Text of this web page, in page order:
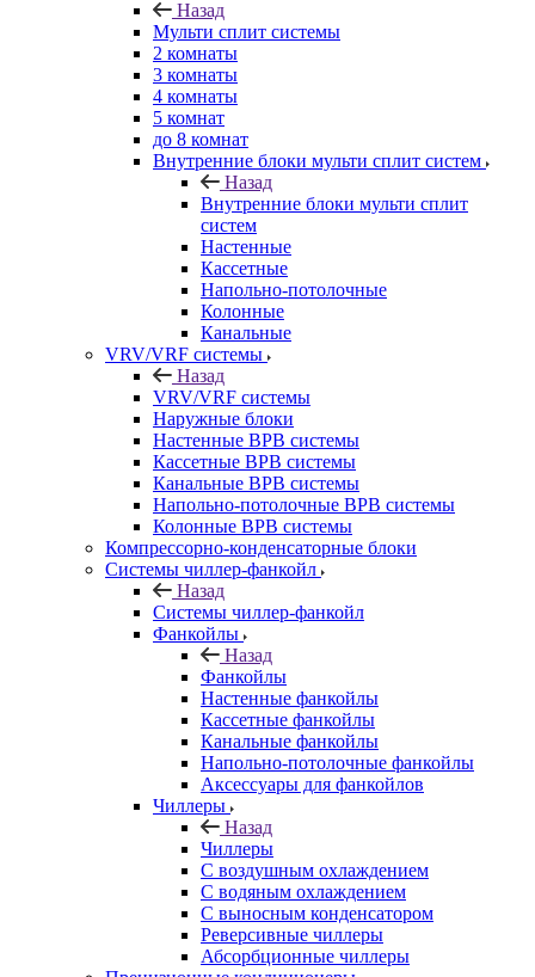
Назад
Мульти сплит системы
2 комнаты
3 комнаты
4 комнаты
5 комнат
до 8 комнат
Внутренние блоки мульти сплит систем
Назад
Внутренние блоки мульти сплит
систем
Настенные
Кассетные
Напольно-потолочные
Колонные
Канальные
VRV/VRF системы
Назад
VRV/VRF системы
Наружные блоки
Настенные ВРВ системы
Кассетные ВРВ системы
Канальные ВРВ системы
Напольно-потолочные ВРВ системы
Колонные ВРВ системы
Компрессорно-конденсаторные блоки
Системы чиллер-фанкойл
Назад
Системы чиллер-фанкойл
Фанкойлы
Назад
Фанкойлы
Настенные фанкойлы
Кассетные фанкойлы
Канальные фанкойлы
Напольно-потолочные фанкойлы
Аксессуары для фанкойлов
Чиллеры
Назад
Чиллеры
С воздушным охлаждением
С водяным охлаждением
С выносным конденсатором
Реверсивные чиллеры
Абсорбционные чиллеры